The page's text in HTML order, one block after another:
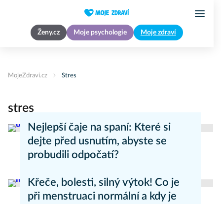
Ženy.cz Moje psychologie Moje zdraví
MojeZdravi.cz Stres
stres
Nejlepší čaje na spaní: Které si
dejte před usnutím, abyste se
probudili odpočatí?
Křeče, bolesti, silný výtok! Co je
při menstruaci normální a kdy je